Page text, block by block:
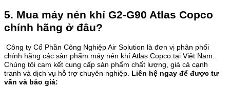
5. Mua máy nén khí G2-G90 Atlas Copco
chính hãng ở đâu?
Công ty Cổ Phần Công Nghiệp Air Solution là đơn vị phân phối
chính hãng các sản phẩm máy nén khí Atlas Copco tại Việt Nam.
Chúng tôi cam kết cung cấp sản phẩm chất lượng, giá cả cạnh
tranh và dịch vụ hỗ trợ chuyên nghiệp. Liên hệ ngay để được tư
vấn và báo giá: